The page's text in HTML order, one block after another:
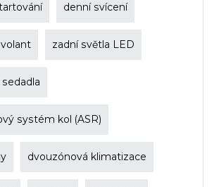
denní svícení
zadní světla LED
systém kol (ASR)
dvouzónová klimatizace